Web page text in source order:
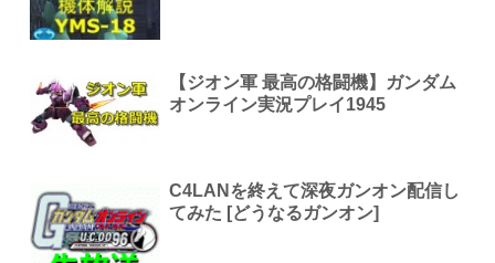
【ジオン軍 最高の格闘機】ガンダム
オンライン実況プレイ1945
C4LANを終えて深夜ガンオン配信し
てみた [どうなるガンオン]